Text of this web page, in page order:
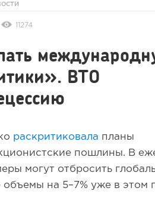
11274
ВТО
раскритиковала планы
пошлины. В
могут отбросить
объемы на 5–7% уже в этом